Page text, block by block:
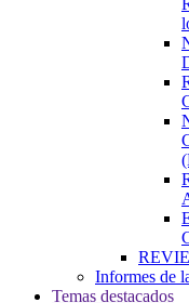
REVIE
Informes de
Temas destacados